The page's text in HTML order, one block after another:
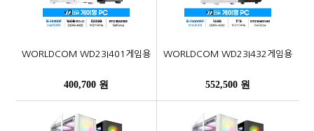
WORLDCOM WD23I401게임용
400,700 원
WORLDCOM WD23I432게임용
552,500 원